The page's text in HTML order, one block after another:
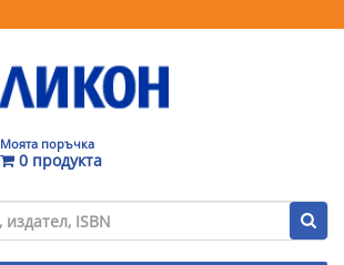
Моята поръчка
0 продукта